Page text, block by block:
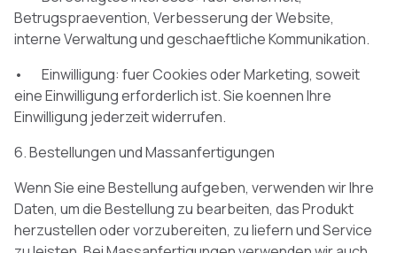
Betrugspraevention, Verbesserung der Website,
interne Verwaltung und geschaeftliche Kommunikation.
• Einwilligung: fuer Cookies oder Marketing, soweit
eine Einwilligung erforderlich ist. Sie koennen Ihre
Einwilligung jederzeit widerrufen.
6. Bestellungen und Massanfertigungen
Wenn Sie eine Bestellung aufgeben, verwenden wir Ihre
Daten, um die Bestellung zu bearbeiten, das Produkt
herzustellen oder vorzubereiten, zu liefern und Service